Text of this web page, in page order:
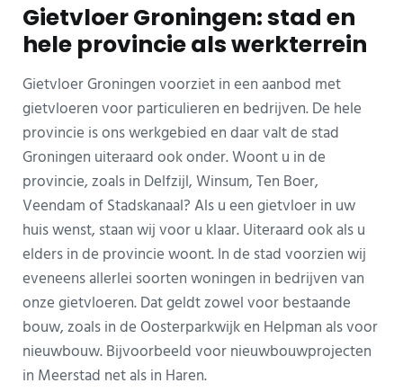
Gietvloer Groningen: stad en
hele provincie als werkterrein
Gietvloer Groningen voorziet in een aanbod met
gietvloeren voor particulieren en bedrijven. De hele
provincie is ons werkgebied en daar valt de stad
Groningen uiteraard ook onder. Woont u in de
provincie, zoals in Delfzijl, Winsum, Ten Boer,
Veendam of Stadskanaal? Als u een gietvloer in uw
huis wenst, staan wij voor u klaar. Uiteraard ook als u
elders in de provincie woont. In de stad voorzien wij
eveneens allerlei soorten woningen in bedrijven van
onze gietvloeren. Dat geldt zowel voor bestaande
bouw, zoals in de Oosterparkwijk en Helpman als voor
nieuwbouw. Bijvoorbeeld voor nieuwbouwprojecten
in Meerstad net als in Haren.